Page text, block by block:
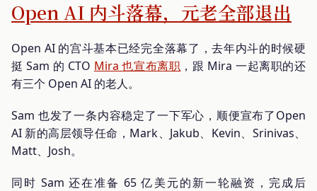
Open AI 内斗落幕，元老全部退出
Open AI 的宫斗基本已经完全落幕了，去年内斗的时候硬
挺 Sam 的 CTO Mira 也宣布离职 ，跟 Mira 一起离职的还
有三个 Open AI 的老人。
Sam 也发了一条内容稳定了一下军心，顺便宣布了Open
AI 新的高层领导任命，Mark、Jakub、Kevin、Srinivas、
Matt、Josh。
同时 Sam 还在准备 65 亿美元的新一轮融资，完成后